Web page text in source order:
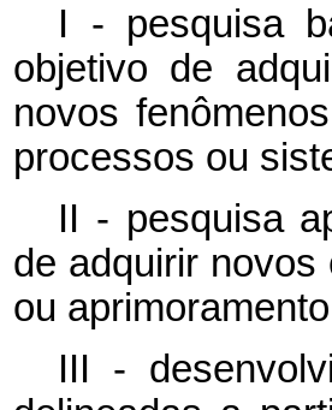
I - pesquisa
objetivo de
novos
processos ou
II - pesquisa
de adquirir
ou
III -